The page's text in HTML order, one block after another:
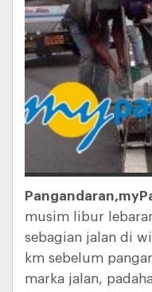
musim libur
sebagian jalan di
km sebelum
marka jalan,